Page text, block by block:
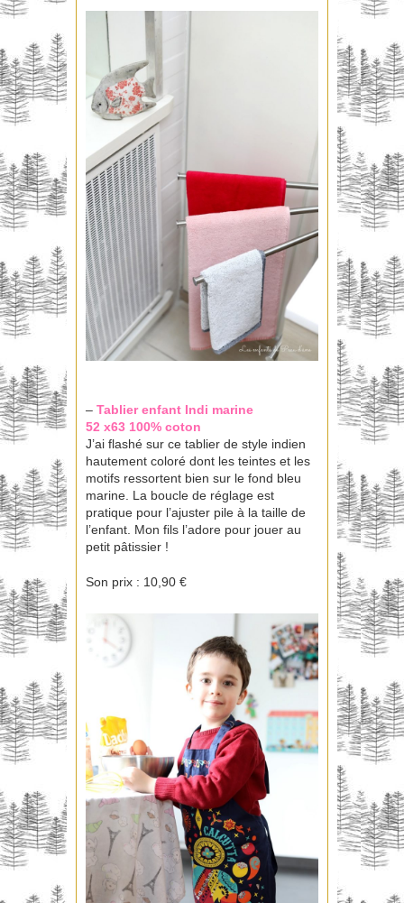
– Tablier enfant Indi marine
52 x63 100% coton
J’ai flashé sur ce tablier de style indien
hautement coloré dont les teintes et les
motifs ressortent bien sur le fond bleu
marine. La boucle de réglage est
pratique pour l’ajuster pile à la taille de
l’enfant. Mon fils l’adore pour jouer au
petit pâtissier !
Son prix : 10,90 €